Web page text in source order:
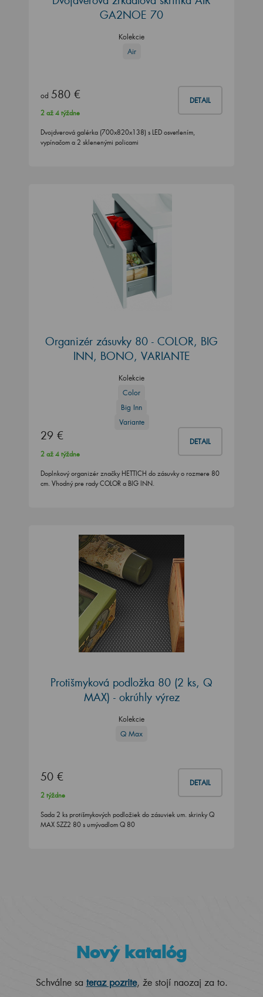
GA2NOE 70
Kolekcie
Air
od 580 € DETAIL
2 až 4 týždne
Dvojdverová galérka (700x820x138) s LED osvetlením,
vypínačom a 2 sklenenými policami
Organizér zásuvky 80 - COLOR, BIG
INN, BONO, VARIANTE
Kolekcie
Color
Big Inn
Variante
29 € DETAIL
2 až 4 týždne
Doplnkový organizér značky HETTICH do zásuvky o rozmere 80
cm. Vhodný pre rady COLOR a BIG INN.
Protišmyková podložka 80 (2 ks, Q
MAX) - okrúhly výrez
Kolekcie
Q Max
50 € DETAIL
2 týždne
Sada 2 ks protišmykových podložiek do zásuviek um. skrinky Q
MAX SZZ2 80 s umývadlom Q 80
Nový katalóg
Schválne sa teraz pozrite, že stojí naozaj za to.